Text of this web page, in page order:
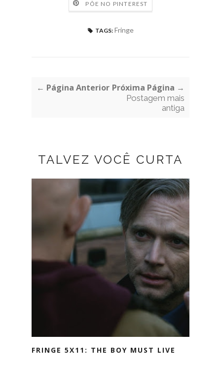
PÕE NO PINTEREST
TAGS: Fringe
← Página Anterior Próxima Página →
Postagem mais
antiga
TALVEZ VOCÊ CURTA
FRINGE 5X11: THE BOY MUST LIVE